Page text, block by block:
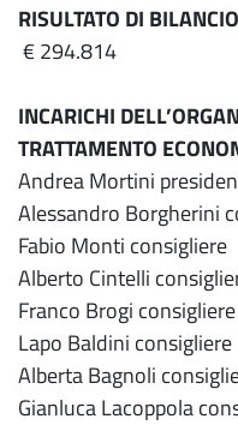
RISULTATO DI
€ 294.814
INCARICHI
TRATTAMENTO
Andrea Mortini
Alessandro Borgherini
Fabio Monti consigliere
Alberto Cintelli
Franco Brogi consigliere
Lapo Baldini consigliere
Alberta Bagnoli
Gianluca Lacoppola